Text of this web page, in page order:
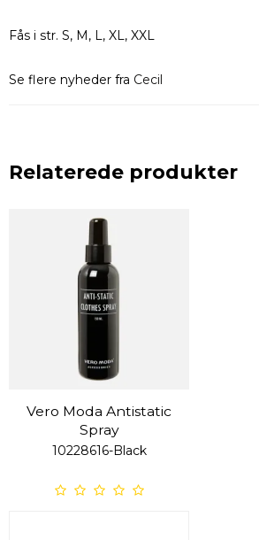
Fås i str. S, M, L, XL, XXL
Se flere nyheder fra Cecil
Relaterede produkter
Vero Moda Antistatic
Spray
10228616-Black